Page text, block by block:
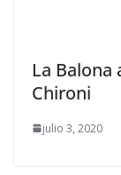
La
Chironi
julio 3, 2020